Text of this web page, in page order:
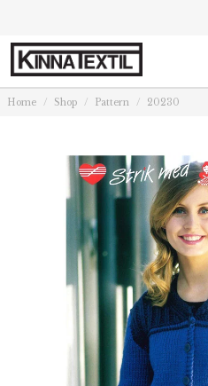
Home Shop Pattern 20230